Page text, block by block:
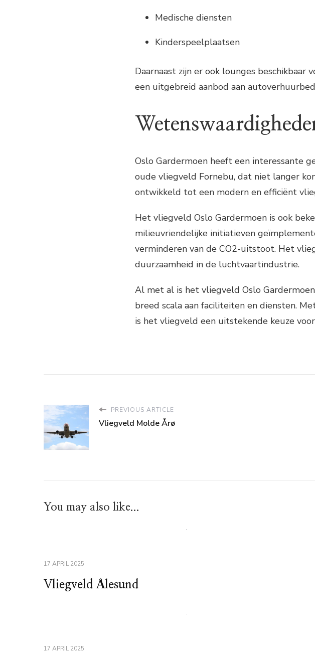
Medische diensten
Kinderspeelplaatsen
Daarnaast zijn er ook lounges
een uitgebreid aanbod aan
Oslo Gardermoen heeft een interessante
oude vliegveld Fornebu, dat niet langer
ontwikkeld tot een modern en efficiënt
Het vliegveld Oslo Gardermoen is ook
milieuvriendelijke initiatieven
verminderen van de CO2-uitstoot. Het
duurzaamheid in de luchtvaartindustrie.
Al met al is het vliegveld Oslo
breed scala aan faciliteiten en diensten.
is het vliegveld een uitstekende keuze
PREVIOUS ARTICLE
Vliegveld Molde Årø
You may also like...
17 APRIL 2025
Vliegveld Ålesund
17 APRIL 2025